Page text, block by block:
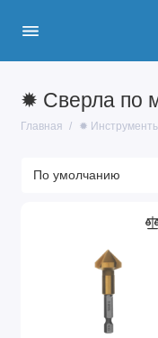
✹ Сверла по
Главная ✹